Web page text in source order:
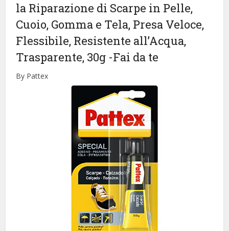
la Riparazione di Scarpe in Pelle,
Cuoio, Gomma e Tela, Presa Veloce,
Flessibile, Resistente all’Acqua,
Trasparente, 30g -Fai da te
By Pattex